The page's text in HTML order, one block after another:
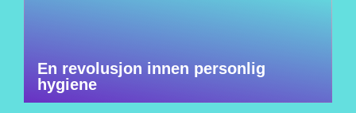
En revolusjon innen personlig
hygiene